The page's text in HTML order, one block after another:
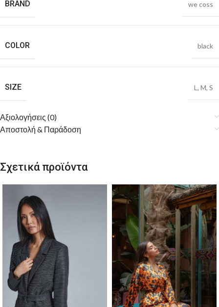
BRAND
we coss
COLOR black
SIZE L , M, S
Αξιολογήσεις (0)
Αποστολή & Παράδοση
Σχετικά προϊόντα